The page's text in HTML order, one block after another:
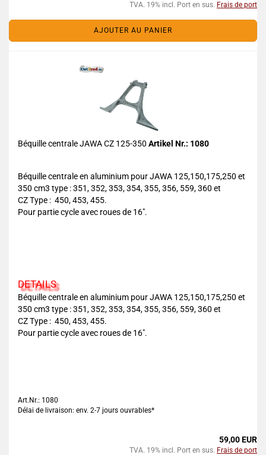
TVA. 19% incl. Port en sus. Frais de port
AJOUTER AU PANIER
Béquille centrale JAWA CZ 125-350 Artikel Nr.: 1080
Béquille centrale en aluminium pour JAWA 125,150,175,250 et
350 cm3 type : 351, 352, 353, 354, 355, 356, 559, 360 et
CZ Type : 450, 453, 455.
Pour partie cycle avec roues de 16".
DETAILS
Béquille centrale en aluminium pour JAWA 125,150,175,250 et
350 cm3 type : 351, 352, 353, 354, 355, 356, 559, 360 et
CZ Type : 450, 453, 455.
Pour partie cycle avec roues de 16".
Art.Nr.: 1080
Délai de livraison: env. 2-7 jours ouvrables*
59,00 EUR
TVA. 19% incl. Port en sus. Frais de port